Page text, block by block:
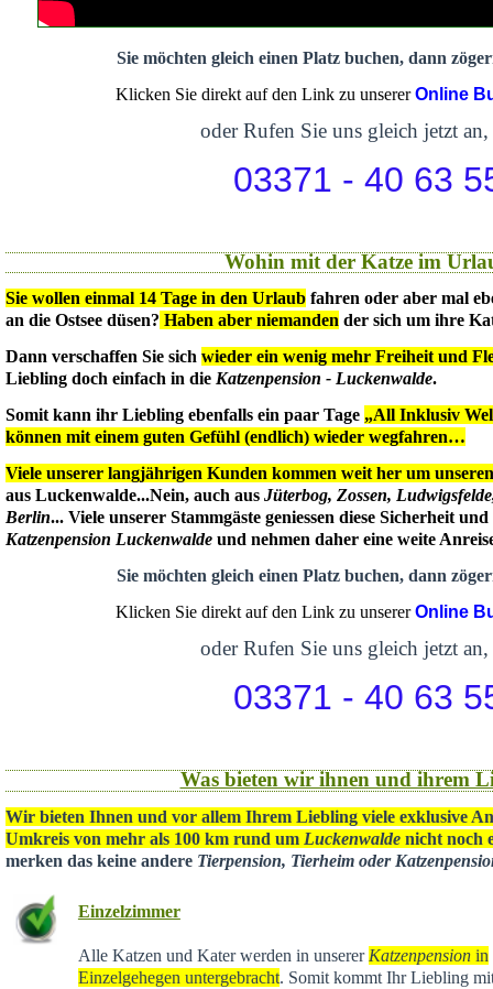
Sie möchten gleich einen Platz buchen, dann
Klicken Sie direkt auf den Link zu unsererOnline
oder Rufen Sie uns gleich jetzt an,
03371 - 40 63
Wohin mit der Katze im
Sie wollen einmal 14 Tage in den Urlaub fahren oder aber mal
an die Ostsee düsen? Haben aber niemanden der sich um ihre
Dann verschaffen Sie sich wieder ein wenig mehr Freiheit und
Liebling doch einfach in die Katzenpension - Luckenwalde.
Somit kann ihr Liebling ebenfalls ein paar Tage „All Inklusiv
können mit einem guten Gefühl (endlich) wieder wegfahren…
Viele unserer langjährigen Kunden kommen weit her um
aus Luckenwalde...Nein, auch aus Jüterbog, Zossen,
Berlin... Viele unserer Stammgäste geniessen diese Sicherheit
Katzenpension Luckenwalde und nehmen daher eine weite
Sie möchten gleich einen Platz buchen, dann
Klicken Sie direkt auf den Link zu unsererOnline
oder Rufen Sie uns gleich jetzt an,
03371 - 40 63
Was bieten wir ihnen und ihrem
Wir bieten Ihnen und vor allem Ihrem Liebling viele exklusive
Umkreis von mehr als 100 km rund um Luckenwalde nicht noch
merken das keine andere Tierpension, Tierheim oder
Einzelzimmer
Alle Katzen und Kater werden in unserer Katzenpensionin
Einzelgehegen untergebracht. Somit kommt Ihr Liebling